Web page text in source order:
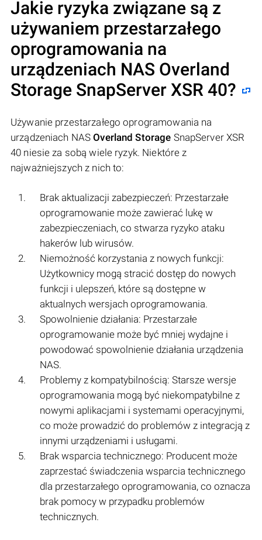
Jakie ryzyka związane są z
używaniem przestarzałego
oprogramowania na
urządzeniach NAS Overland
Storage SnapServer XSR 40?
Używanie przestarzałego oprogramowania na
urządzeniach NASOverland Storage SnapServer XSR
40 niesie za sobą wiele ryzyk. Niektóre z
najważniejszych z nich to:
Brak aktualizacji zabezpieczeń: Przestarzałe
oprogramowanie może zawierać lukę w
zabezpieczeniach, co stwarza ryzyko ataku
hakerów lub wirusów.
Niemożność korzystania z nowych funkcji:
Użytkownicy mogą stracić dostęp do nowych
funkcji i ulepszeń, które są dostępne w
aktualnych wersjach oprogramowania.
Spowolnienie działania: Przestarzałe
oprogramowanie może być mniej wydajne i
powodować spowolnienie działania urządzenia
NAS.
Problemy z kompatybilnością: Starsze wersje
oprogramowania mogą być niekompatybilne z
nowymi aplikacjami i systemami operacyjnymi,
co może prowadzić do problemów z integracją z
innymi urządzeniami i usługami.
Brak wsparcia technicznego: Producent może
zaprzestać świadczenia wsparcia technicznego
dla przestarzałego oprogramowania, co oznacza
brak pomocy w przypadku problemów
technicznych.